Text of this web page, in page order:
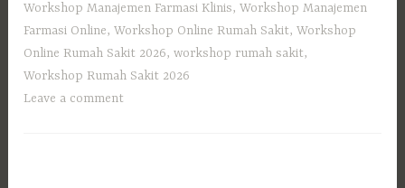
Workshop Manajemen Farmasi Klinis,Workshop Manajemen
Farmasi Online,Workshop Online Rumah Sakit,Workshop
Online Rumah Sakit 2026,workshop rumah sakit,
Workshop Rumah Sakit 2026
Leave a comment